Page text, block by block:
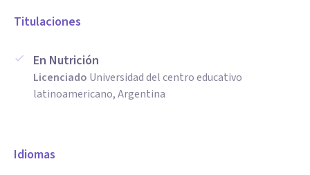
Titulaciones
En Nutrición
Licenciado Universidad del centro educativo
latinoamericano, Argentina
Idiomas